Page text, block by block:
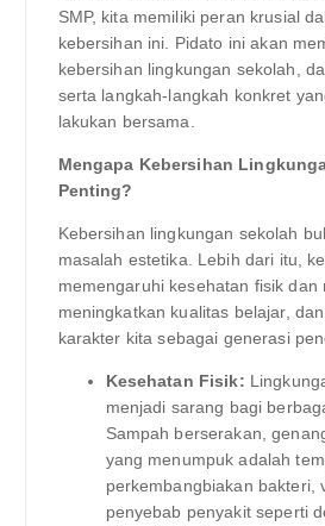
SMP, kita memiliki peran krusial
kebersihan ini. Pidato ini akan
kebersihan lingkungan sekolah,
serta langkah-langkah konkret
lakukan bersama.
Mengapa Kebersihan
Penting?
Kebersihan lingkungan sekolah
masalah estetika. Lebih dari itu,
memengaruhi kesehatan fisik dan
meningkatkan kualitas belajar,
karakter kita sebagai generasi
Kesehatan Fisik:
menjadi sarang bagi
Sampah berserakan,
yang menumpuk adalah
perkembangbiakan bakteri,
penyebab penyakit seperti